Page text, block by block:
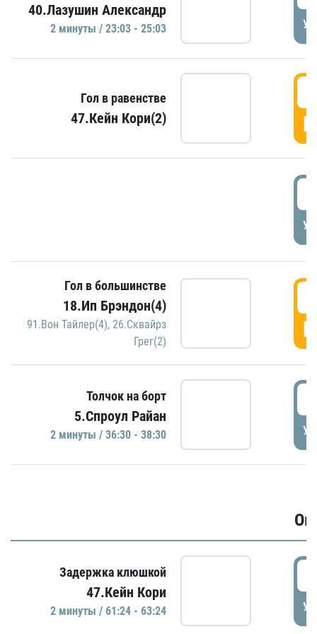
40.Лазушин Александр
2 минуты / 23:03 - 25:03
Гол в равенстве
47.Кейн Кори(2)
Гол в большинстве
18.Ип Брэндон(4)
91.Вон Тайлер(4), 26.Сквайрз
Грег(2)
Толчок на борт
5.Спроул Райан
2 минуты / 36:30 - 38:30
Задержка клюшкой
47.Кейн Кори
2 минуты / 61:24 - 63:24